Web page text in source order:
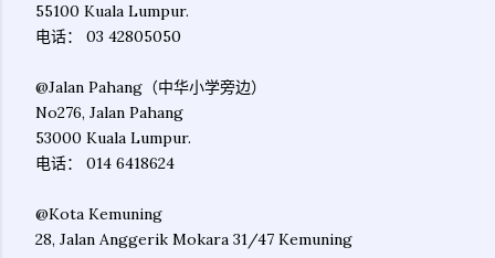
55100 Kuala Lumpur.
电话： 03 42805050
@Jalan Pahang（中华小学旁边）
No276, Jalan Pahang
53000 Kuala Lumpur.
电话： 014 6418624
@Kota Kemuning
28, Jalan Anggerik Mokara 31/47 Kemuning